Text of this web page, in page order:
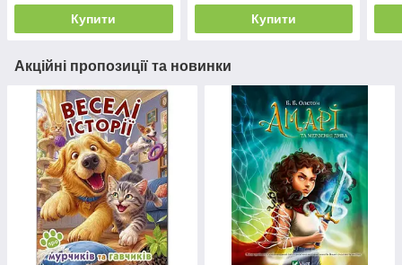
Купити Купити
Акційні пропозиції та новинки